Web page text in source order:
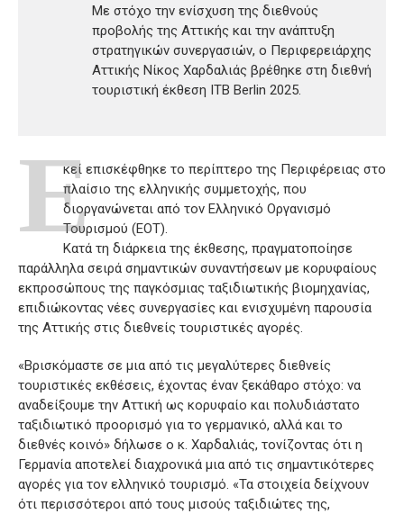
Με στόχο την ενίσχυση της διεθνούς
προβολής της Αττικής και την ανάπτυξη
στρατηγικών συνεργασιών, ο Περιφερειάρχης
Αττικής Νίκος Χαρδαλιάς βρέθηκε στη διεθνή
τουριστική έκθεση ITB Berlin 2025.
Εκεί επισκέφθηκε το περίπτερο της Περιφέρειας στο
πλαίσιο της ελληνικής συμμετοχής, που
διοργανώνεται από τον Ελληνικό Οργανισμό
Τουρισμού (ΕΟΤ).
Κατά τη διάρκεια της έκθεσης, πραγματοποίησε
παράλληλα σειρά σημαντικών συναντήσεων με κορυφαίους
εκπροσώπους της παγκόσμιας ταξιδιωτικής βιομηχανίας,
επιδιώκοντας νέες συνεργασίες και ενισχυμένη παρουσία
της Αττικής στις διεθνείς τουριστικές αγορές.
«Βρισκόμαστε σε μια από τις μεγαλύτερες διεθνείς
τουριστικές εκθέσεις, έχοντας έναν ξεκάθαρο στόχο: να
αναδείξουμε την Αττική ως κορυφαίο και πολυδιάστατο
ταξιδιωτικό προορισμό για το γερμανικό, αλλά και το
διεθνές κοινό» δήλωσε ο κ. Χαρδαλιάς, τονίζοντας ότι η
Γερμανία αποτελεί διαχρονικά μια από τις σημαντικότερες
αγορές για τον ελληνικό τουρισμό. «Τα στοιχεία δείχνουν
ότι περισσότεροι από τους μισούς ταξιδιώτες της,